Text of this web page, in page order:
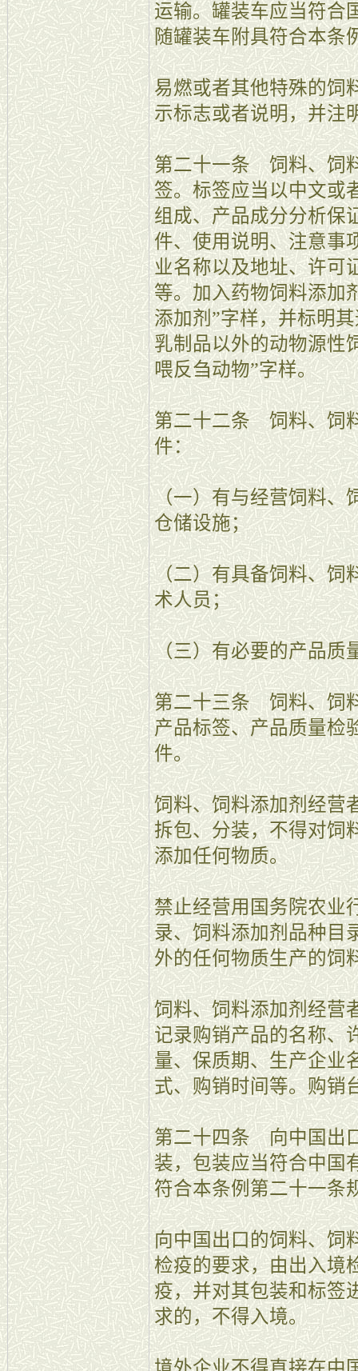
运输。罐装车应当符合
随罐装车附具符合本条
易燃或者其他特殊的饲
示标志或者说明，并注
第二十一条 饲料、饲
签。标签应当以中文或
组成、产品成分分析保
件、使用说明、注意事
业名称以及地址、许可
等。加入药物饲料添加
添加剂”字样，并标明
乳制品以外的动物源性
喂反刍动物”字样。
第二十二条 饲料、饲
件：
（一）有与经营饲料、
仓储设施；
（二）有具备饲料、饲
术人员；
（三）有必要的产品质
第二十三条 饲料、饲
产品标签、产品质量检
件。
饲料、饲料添加剂经营
拆包、分装，不得对饲
添加任何物质。
禁止经营用国务院农业
录、饲料添加剂品种目
外的任何物质生产的饲
饲料、饲料添加剂经营
记录购销产品的名称、
量、保质期、生产企业
式、购销时间等。购销
第二十四条 向中国出
装，包装应当符合中国
符合本条例第二十一条
向中国出口的饲料、饲
检疫的要求，由出入境
疫，并对其包装和标签
求的，不得入境。